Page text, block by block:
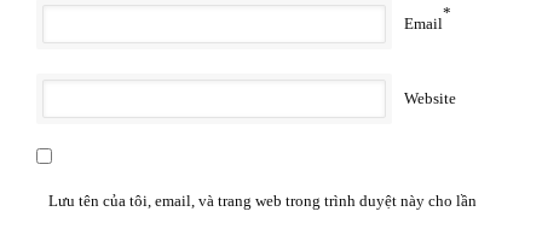
Email
*
Website
Lưu tên của tôi, email, và trang web trong trình duyệt này cho lần